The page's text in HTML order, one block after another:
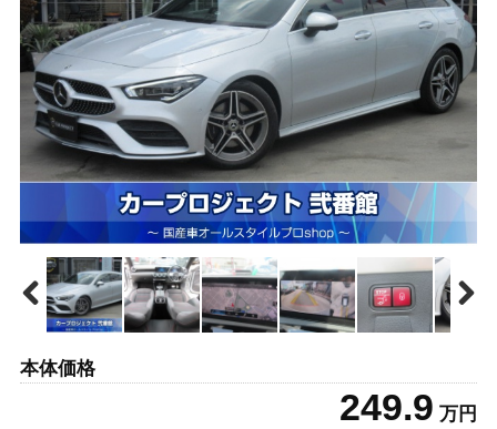
本体価格
249.9 万円